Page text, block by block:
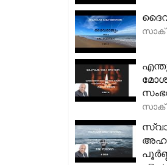
സാക്
സാക്